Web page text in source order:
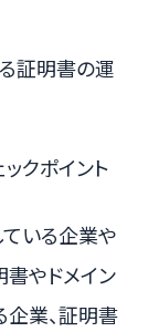
証明書の運
クポイント
いる企業や
やドメイン
業、証明書